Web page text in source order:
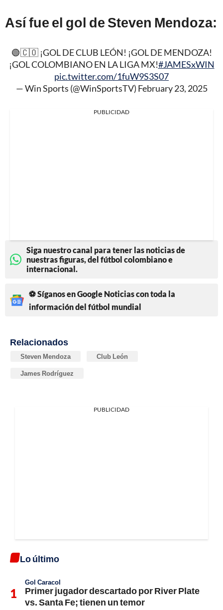
Así fue el gol de Steven Mendoza:
🟢🇨🇴 ¡GOL DE CLUB LEÓN! ¡GOL DE MENDOZA!
¡GOL COLOMBIANO EN LA LIGA MX!#JAMESxWIN
pic.twitter.com/1fuW9S3S07
— Win Sports (@WinSportsTV) February 23, 2025
PUBLICIDAD
Siga nuestro canal para tener las noticias de
nuestras figuras, del fútbol colombiano e
internacional.
⚽ Síganos en Google Noticias con toda la
información del fútbol mundial
Relacionados
Steven Mendoza Club León
James Rodríguez
PUBLICIDAD
Lo último
Gol Caracol
Primer jugador descartado por River Plate
vs. Santa Fe; tienen un temor